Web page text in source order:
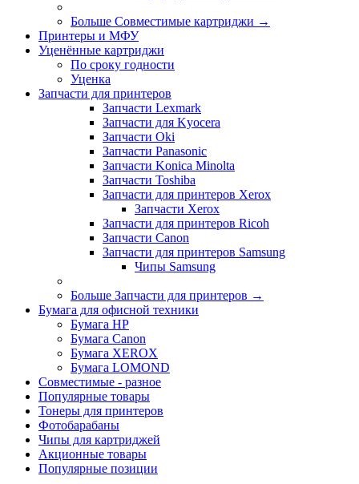
Больше Совместимые картриджи →
Принтеры и МФУ
Уценённые картриджи
По сроку годности
Уценка
Запчасти для принтеров
Запчасти Lexmark
Запчасти для Kyocera
Запчасти Oki
Запчасти Panasonic
Запчасти Koniсa Minolta
Запчасти Toshiba
Запчасти для принтеров Xerox
Запчасти Xerox
Запчасти для принтеров Ricoh
Запчасти Canon
Запчасти для принтеров Samsung
Чипы Samsung
Больше Запчасти для принтеров →
Бумага для офисной техники
Бумага HP
Бумага Canon
Бумага XEROX
Бумага LOMOND
Совместимые - разное
Популярные товары
Тонеры для принтеров
Фотобарабаны
Чипы для картриджей
Акционные товары
Популярные позиции